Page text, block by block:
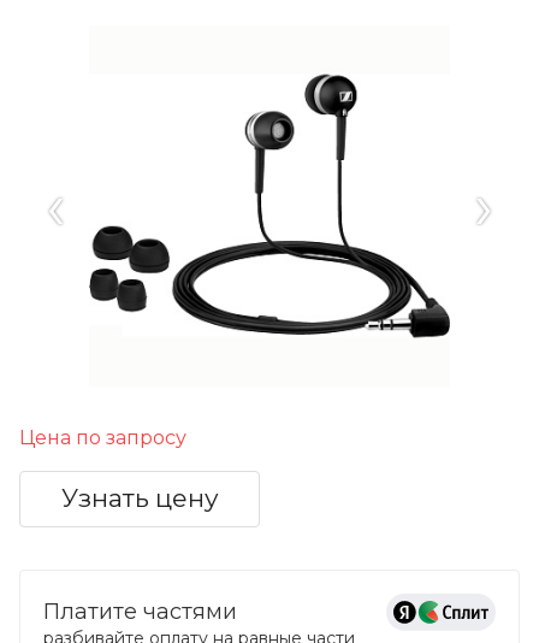
‹ ›
Цена по запросу
Узнать цену
Платите частями
разбивайте оплату на равные части